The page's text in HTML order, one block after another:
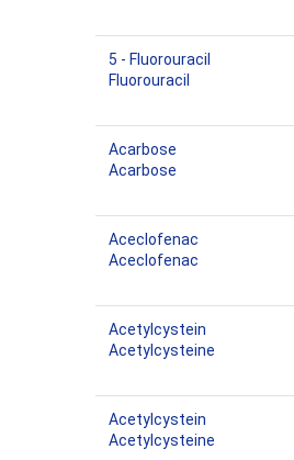
5 - Fluorouracil
Fluorouracil
Acarbose
Acarbose
Aceclofenac
Aceclofenac
Acetylcystein
Acetylcysteine
Acetylcystein
Acetylcysteine